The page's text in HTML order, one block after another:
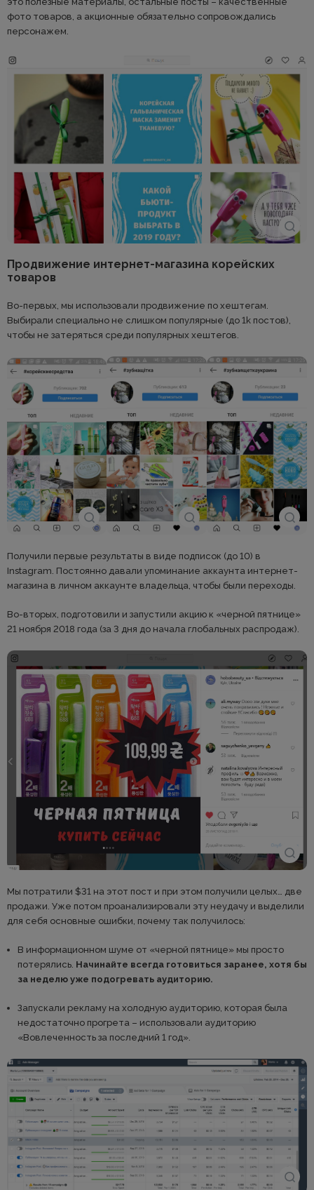
фото товаров, а акционные обязательно сопровождались
персонажем.
Продвижение интернет-магазина корейских
товаров
Во-первых, мы использовали продвижение по хештегам.
Выбирали специально не слишком популярные (до 1k постов),
чтобы не затеряться среди популярных хештегов.
Получили первые результаты в виде подписок (до 10) в
Instagram. Постоянно давали упоминание аккаунта интернет-
магазина в личном аккаунте владельца, чтобы были переходы.
Во-вторых, подготовили и запустили акцию к «черной пятнице»
21 ноября 2018 года (за 3 дня до начала глобальных распродаж).
Мы потратили $31 на этот пост и при этом получили целых… две
продажи. Уже потом проанализировали эту неудачу и выделили
для себя основные ошибки, почему так получилось:
В информационном шуме от «черной пятнице» мы просто
потерялись. Начинайте всегда готовиться заранее, хотя бы
за неделю уже подогревать аудиторию.
Запускали рекламу на холодную аудиторию, которая была
недостаточно прогрета – использовали аудиторию
«Вовлеченность за последний 1 год».